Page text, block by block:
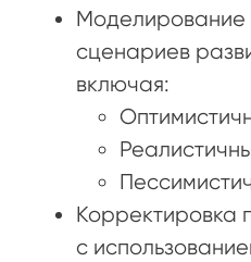
Моделирование
сценариев
включая:
Корректировка
с